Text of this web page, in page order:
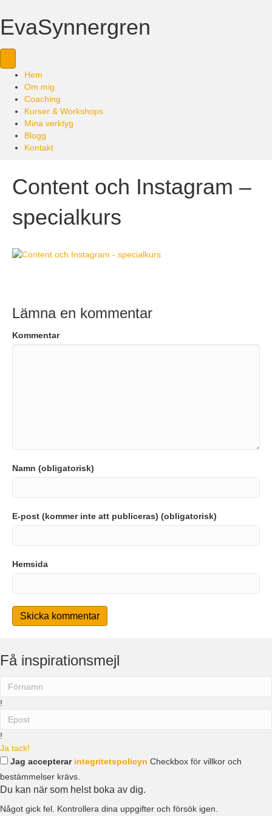
EvaSynnergren
Hem
Om mig
Coaching
Kurser & Workshops
Mina verktyg
Blogg
Kontakt
Content och Instagram –
specialkurs
Lämna en kommentar
Kommentar
Namn (obligatorisk)
E-post (kommer inte att publiceras) (obligatorisk)
Hemsida
Få inspirationsmejl
!
!
Ja tack!
Jag accepterar integritetspolicyn Checkbox för villkor och
bestämmelser krävs.
Du kan när som helst boka av dig.
Något gick fel. Kontrollera dina uppgifter och försök igen.